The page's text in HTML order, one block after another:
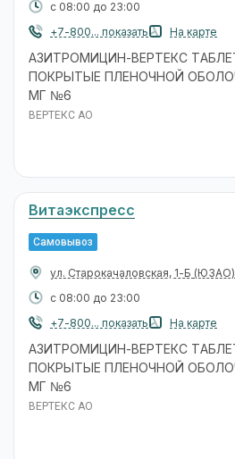
с 08:00 до 23:00
+7-800... показать
На карте
АЗИТРОМИЦИН-ВЕРТЕКС
ПОКРЫТЫЕ ПЛЕНОЧНОЙ
МГ №6
ВЕРТЕКС АО
Витаэкспресс
Самовывоз
ул. Старокачаловская, 1-Б (ЮЗАО)
с 08:00 до 23:00
+7-800... показать
На карте
АЗИТРОМИЦИН-ВЕРТЕКС
ПОКРЫТЫЕ ПЛЕНОЧНОЙ
МГ №6
ВЕРТЕКС АО